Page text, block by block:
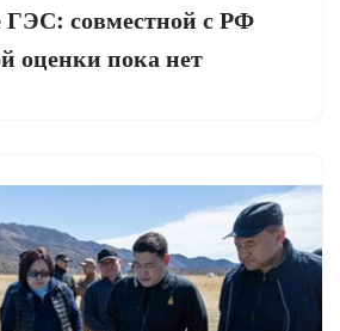
совместной с РФ
оценки пока нет